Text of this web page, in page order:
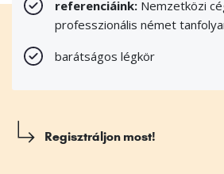
referenciáink: Nemzetközi
professzionális német
barátságos légkör
Regisztráljon most!